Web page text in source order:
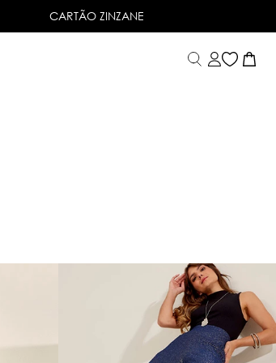
6X SEM JUROSNO CARTÃO DE CRÉDITO
CARTÃO ZINZANE